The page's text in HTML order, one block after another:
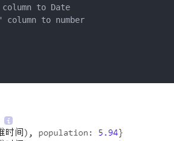
to Date
column to number